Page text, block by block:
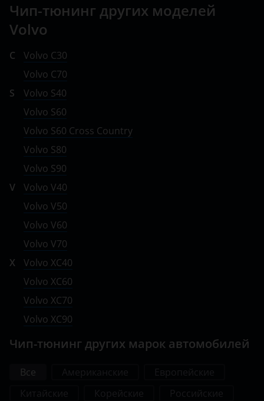
Чип-тюнинг других моделей
Volvo
C
Volvo C30
Volvo C70
S
Volvo S40
Volvo S60
Volvo S60 Cross Country
Volvo S80
Volvo S90
V
Volvo V40
Volvo V50
Volvo V60
Volvo V70
X
Volvo XC40
Volvo XC60
Volvo XC70
Volvo XC90
Чип-тюнинг других марок автомобилей
Все